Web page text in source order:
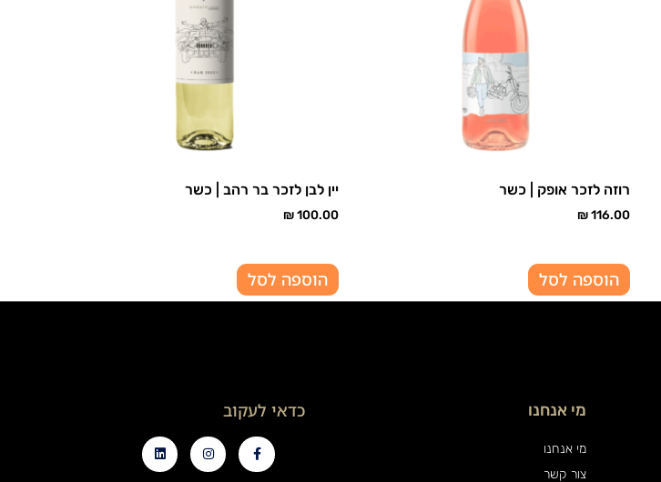
רוזה לזכר אופק | כשר
₪116.00
הוספה לסל
יין לבן לזכר בר רהב | כשר
₪100.00
הוספה לסל
מי אנחנו
מי אנחנו
צור קשר
כדאי לעקוב